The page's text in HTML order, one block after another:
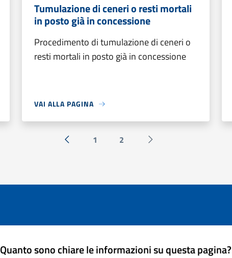
Tumulazione di ceneri o resti mortali
in posto già in concessione
Procedimento di tumulazione di ceneri o
resti mortali in posto già in concessione
VAI ALLA PAGINA
« Precedente
1 2
Successiva »
Quanto sono chiare le informazioni su questa pagina?